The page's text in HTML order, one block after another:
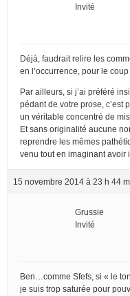
Invité
Déjà, faudrait relire les
en l’occurrence, pour le
Par ailleurs, si j’ai préféré
pédant de votre prose, c’est
un véritable concentré de
Et sans originalité aucune
reprendre les mêmes
venu tout en imaginant avoir
15 novembre 2014 à 23 h 44
Grussie
Invité
Ben…comme Sfefs, si « le
je suis trop saturée pour